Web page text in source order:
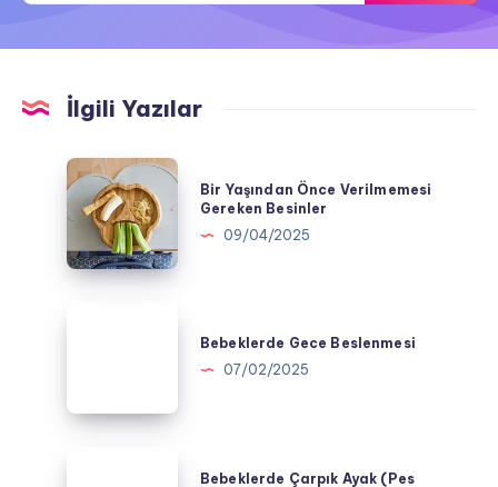
İlgili Yazılar
Bir
Yaşından
Önce
Verilmemesi
Gereken
Bir Yaşından Önce Verilmemesi
Gereken Besinler
09/04/2025
Bebeklerde Gece Beslenmesi
07/02/2025
Bebeklerde Çarpık Ayak (Pes